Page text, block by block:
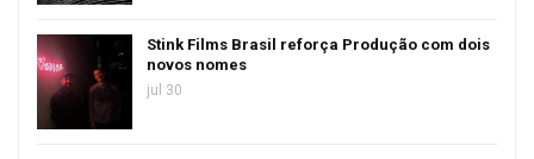
Stink Films Brasil reforça Produção com dois
novos nomes
jul 30